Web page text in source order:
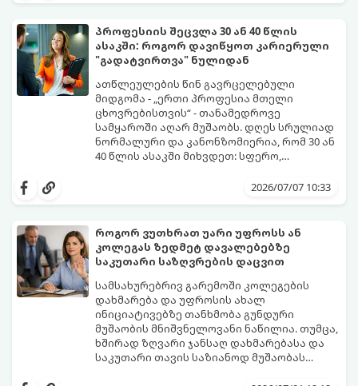
დღიანი უქმეები (Mini-Vacations).
პროფესიის შეცვლა 30 ან 40 წლის
ასაკში: როგორ დავიწყოთ კარიერული
"გადატვირთვა" ნულიდან
ათწლეულების წინ გავრცელებული
მიდგომა - „ერთი პროფესია მთელი
ცხოვრებისთვის“ - თანამედროვე
სამყაროში აღარ მუშაობს. დღეს სრულიად
ნორმალური და კანონზომიერია, რომ 30 ან
40 წლის ასაკში მიხვდეთ: სფერო,
გაბედნიერებთ, აღარ არის შემოსავლიანი
იდეა ხშირად დიდ შიშებთანაა
კონკურენციას“, „სტაბილურობას ვკარგავ“.
თუმცა, რეალობა საპირისპიროა: თქვენ
იწყებთ არა ნულიდან, არამედ უზარმაზარი
ცხოვრებისეული და პროფესიული
გამოცდილებით (Soft Skills), რაც 20 წლის
დამწყებებს ფიზიკურად არ გააჩნიათ.
გთავაზობთ ნაბიჯ-ნაბიჯ გზამკვლევს, თუ
როგორ მართოთ კარიერული
"რესტარტი" სწორად და
უმტკივნეულოდ:
2026/07/07 10:33
როგორ ვუთხრათ უარი უფროსს ან
კოლეგას ზედმეტ დავალებებზე
საკუთარი საზღვრების დაცვით
სამსახურებრივ გარემოში კოლეგების
დახმარება და უფროსის ახალ
ინიციატივებზე თანხმობა გუნდური
მუშაობის მნიშვნელოვანი ნაწილია. თუმცა,
ხშირად ზღვარი ჯანსაღ დახმარებასა და
საკუთარი თავის საზიანოდ მუშაობას